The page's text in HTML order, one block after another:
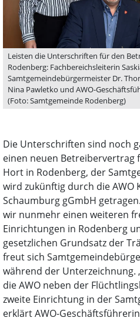
Leisten die Unterschriften für den
Rodenberg: Fachbereichsleiterin
Samtgemeindebürgermeister Dr.
Nina Pawletko und AWO-
(Foto: Samtgemeinde Rodenberg)
Die Unterschriften sind noch
einen neuen Betreibervertrag
Hort in Rodenberg, der
wird zukünftig durch die AWO
Schaumburg gGmbH
wir nunmehr einen weiteren
Einrichtungen in Rodenberg
gesetzlichen Grundsatz der
freut sich
während der
die AWO neben der
zweite Einrichtung in der
erklärt AWO-